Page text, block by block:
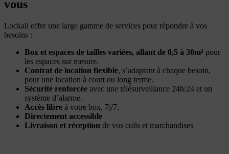
vous
Lockall offre une large gamme de services pour répondre à vos
besoins :
Box et espaces de tailles variées, allant de 0,5 à 30m² pour
les espaces sur mesure.
Contrat de location flexible, s’adaptant à chaque besoin,
pour une location à court ou long terme.
Sécurité renforcée avec une télésurveillance 24h/24 et un
système d’alarme.
Accès libre à votre box, 7j/7.
Directement accessible
Livraison et réception de vos colis et marchandises